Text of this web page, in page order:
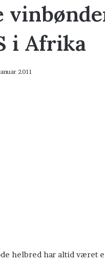
i Afrika
2011
helbred har altid været